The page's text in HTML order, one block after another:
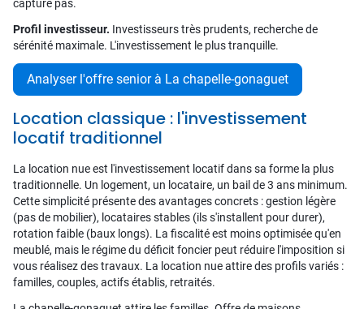
capture pas.
Profil investisseur. Investisseurs très prudents, recherche de
sérénité maximale. L'investissement le plus tranquille.
Analyser l'offre senior à La chapelle-gonaguet
Location classique : l'investissement
locatif traditionnel
La location nue est l'investissement locatif dans sa forme la plus
traditionnelle. Un logement, un locataire, un bail de 3 ans minimum.
Cette simplicité présente des avantages concrets : gestion légère
(pas de mobilier), locataires stables (ils s'installent pour durer),
rotation faible (baux longs). La fiscalité est moins optimisée qu'en
meublé, mais le régime du déficit foncier peut réduire l'imposition si
vous réalisez des travaux. La location nue attire des profils variés :
familles, couples, actifs établis, retraités.